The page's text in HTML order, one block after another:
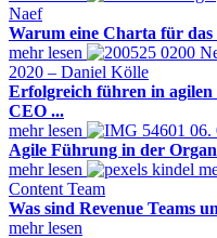
Naef
Warum eine Charta für
mehr lesen
2020 – Daniel Kölle
Erfolgreich führen in
CEO ...
mehr lesen
06.
Agile Führung in der
mehr lesen
Content Team
Was sind Revenue Teams
mehr lesen